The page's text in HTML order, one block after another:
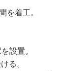
を着工。
設置。
る。